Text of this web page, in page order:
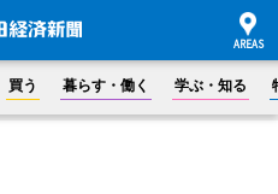
買う 暮らす・働く 学ぶ・知る